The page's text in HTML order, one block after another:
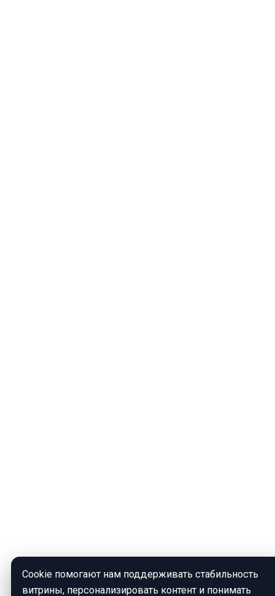
Cookie помогают нам поддерживать стабильность
витрины, персонализировать контент и понимать